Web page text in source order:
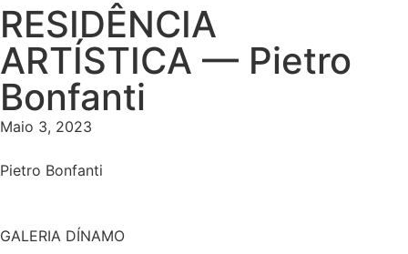
RESIDÊNCIA
ARTÍSTICA — Pietro
Bonfanti
Maio 3, 2023
Pietro Bonfanti
GALERIA DÍNAMO